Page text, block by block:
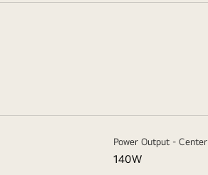
Power Output - Center
140W